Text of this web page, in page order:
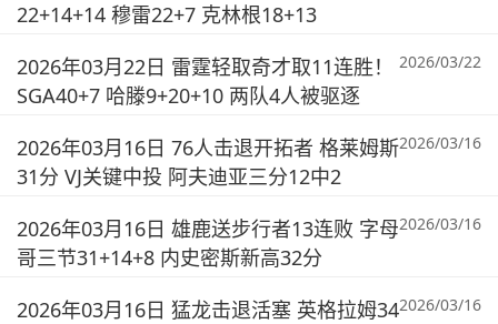
22+14+14 穆雷22+7 克林根18+13
2026年03月22日 雷霆轻取奇才取11连胜！
SGA40+7 哈滕9+20+10 两队4人被驱逐
2026/03/22
2026年03月16日 76人击退开拓者 格莱姆斯
31分 VJ关键中投 阿夫迪亚三分12中2
2026/03/16
2026年03月16日 雄鹿送步行者13连败 字母
哥三节31+14+8 内史密斯新高32分
2026/03/16
2026年03月16日 猛龙击退活塞 英格拉姆342026/03/16